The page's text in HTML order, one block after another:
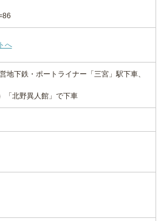
へ
下鉄・ポートライナー「三宮」駅下車、
「北野異人館」で下車